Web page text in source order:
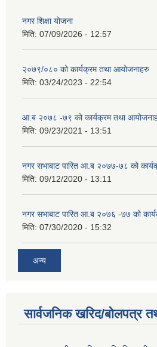
नगर शिक्षा योजना
मिति: 07/09/2026 - 12:57
२०७९/०८० को कार्यक्रम तथा आयोजनाहरु
मिति: 03/24/2023 - 22:54
आ.ब २०७८ -७९ को कार्यक्रम तथा
मिति: 09/23/2021 - 13:51
नगर सभाबाट पारित आ.ब २०७७-७८ को
मिति: 09/12/2020 - 13:11
नगर सभाबाट पारित आ.ब २०७६ -७७ को
मिति: 07/30/2020 - 15:32
अन्य
सार्वजनिक खरिद/बोलपत्र